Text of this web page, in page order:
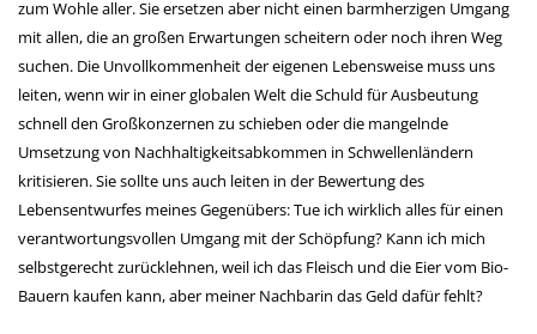
zum Wohle aller. Sie ersetzen aber nicht einen barmherzigen Umgang
mit allen, die an großen Erwartungen scheitern oder noch ihren Weg
suchen. Die Unvollkommenheit der eigenen Lebensweise muss uns
leiten, wenn wir in einer globalen Welt die Schuld für Ausbeutung
schnell den Großkonzernen zu schieben oder die mangelnde
Umsetzung von Nachhaltigkeitsabkommen in Schwellenländern
kritisieren. Sie sollte uns auch leiten in der Bewertung des
Lebensentwurfes meines Gegenübers: Tue ich wirklich alles für einen
verantwortungsvollen Umgang mit der Schöpfung? Kann ich mich
selbstgerecht zurücklehnen, weil ich das Fleisch und die Eier vom Bio-
Bauern kaufen kann, aber meiner Nachbarin das Geld dafür fehlt?